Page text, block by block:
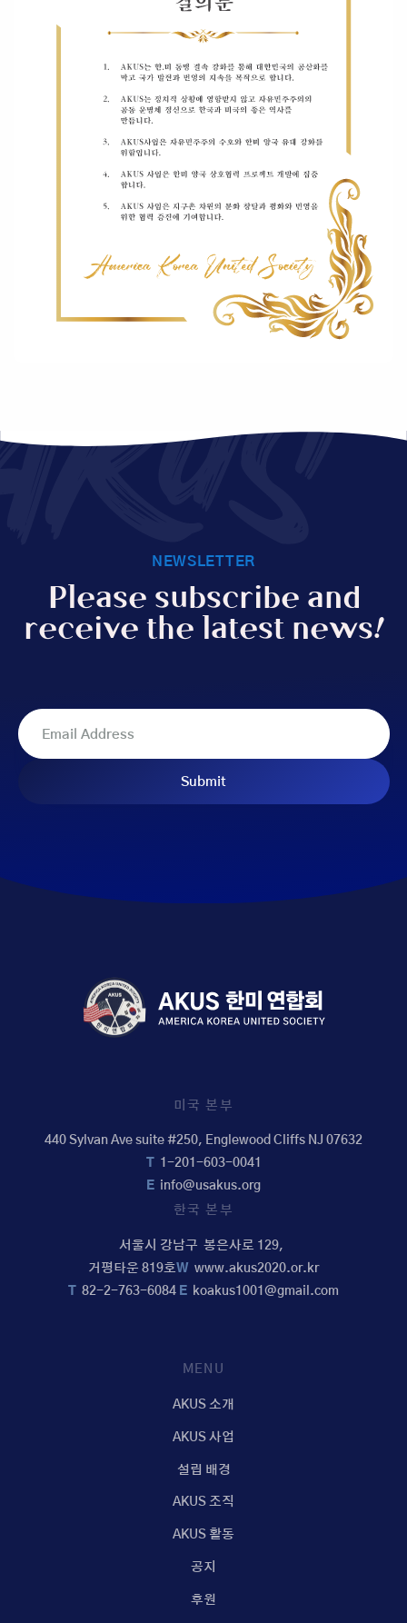
NEWSLETTER
Please subscribe and
receive the latest news!
미국 본부
440 Sylvan Ave suite #250, Englewood Cliffs NJ 07632
1-201-603-0041
E info@usakus.org
한국 본부
서울시 강남구 봉은사로 129,
거평타운 819호W www.akus2020.or.kr
T 82-2-763-6084 E koakus1001@gmail.com
MENU
AKUS 소개
AKUS 사업
설립 배경
AKUS 조직
AKUS 활동
공지
후원